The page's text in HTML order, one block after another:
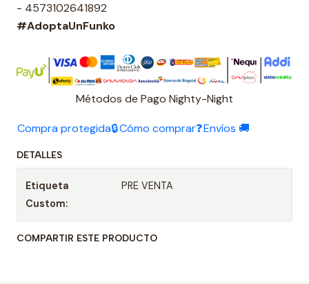
- 4573102641892
#AdoptaUnFunko
Métodos de Pago Nighty-Night
Compra protegida🔒Cómo comprar❓Envíos 🚚
DETALLES
Etiqueta
Custom:
PRE VENTA
COMPARTIR ESTE PRODUCTO